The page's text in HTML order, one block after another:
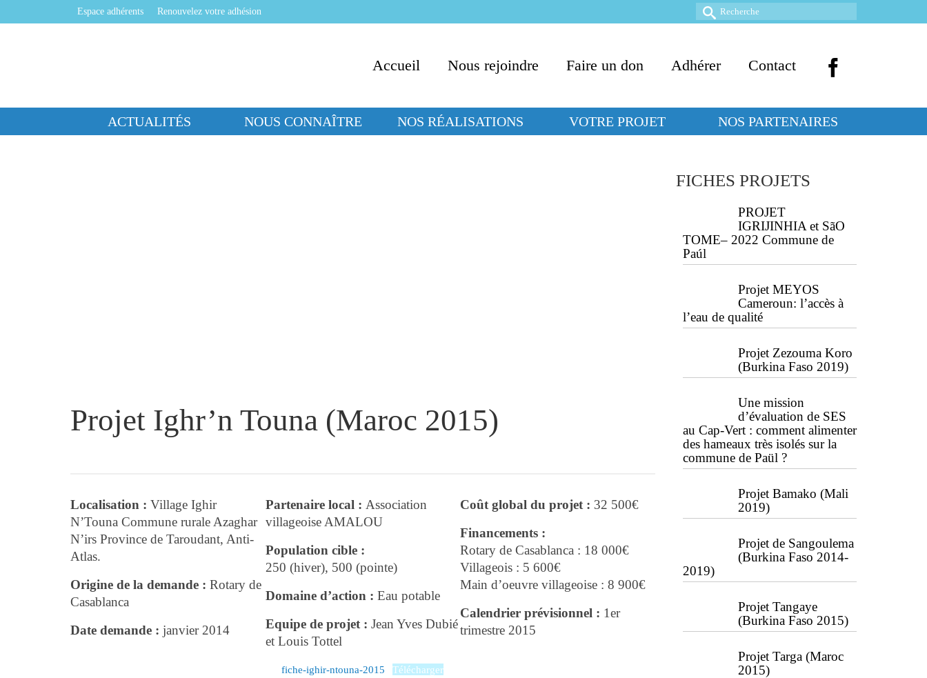
Espace adhérents Renouvelez votre adhésion Rechercher :
Accueil Nous rejoindre Faire un don Adhérer Contact
ACTUALITÉS NOUS CONNAÎTRE NOS RÉALISATIONS VOTRE PROJET NOS PARTENAIRES
Projet Ighr’n Touna (Maroc 2015)
Localisation : Village Ighir
N’Touna Commune rurale Azaghar
N’irs Province de Taroudant, Anti-
Atlas.
Origine de la demande : Rotary de
Casablanca
Date demande : janvier 2014
Partenaire local : Association
villageoise AMALOU
Population cible :
250 (hiver), 500 (pointe)
Domaine d’action : Eau potable
Equipe de projet : Jean Yves Dubié
et Louis Tottel
Coût global du projet : 32 500€
Financements :
Rotary de Casablanca : 18 000€
Villageois : 5 600€
Main d’oeuvre villageoise : 8 900€
Calendrier prévisionnel : 1er
trimestre 2015
fiche-ighir-ntouna-2015 Télécharger
FICHES PROJETS
PROJET
IGRIJINHIA et SãO
TOME– 2022 Commune de
Paúl
Projet MEYOS
Cameroun: l’accès à
l’eau de qualité
Projet Zezouma Koro
(Burkina Faso 2019)
Une mission
d’évaluation de SES
au Cap-Vert : comment alimenter
des hameaux très isolés sur la
commune de Paül ?
Projet Bamako (Mali
2019)
Projet de Sangoulema
(Burkina Faso 2014-
2019)
Projet Tangaye
(Burkina Faso 2015)
Projet Targa (Maroc
2015)